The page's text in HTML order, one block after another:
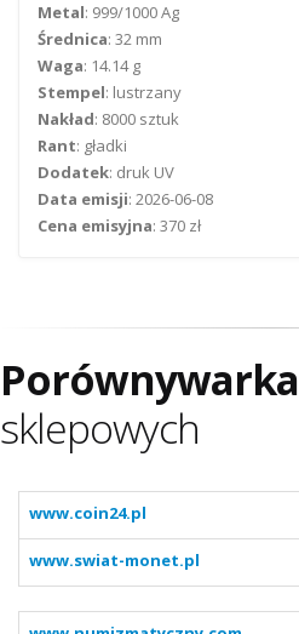
Metal: 999/1000 Ag
Średnica: 32 mm
Waga: 14.14 g
Stempel: lustrzany
Nakład: 8000 sztuk
Rant: gładki
Dodatek: druk UV
Data emisji: 2026-06-08
Cena emisyjna: 370 zł
Porównywarka
sklepowych
www.coin24.pl
www.swiat-monet.pl